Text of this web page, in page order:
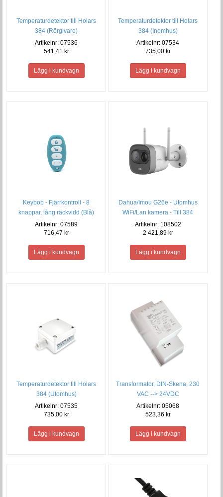
Temperaturdetektor till Holars
384 (Rörgivare)
Artikelnr: 07536
541,41 kr
Temperaturdetektor till Holars
384 (Inomhus)
Artikelnr: 07534
735,00 kr
Keybob - Fjärrkontroll - 8
knappar, lång räckvidd (Blå)
Artikelnr: 07589
716,47 kr
Dahua/Imou G26e - Utomhus
WiFi/Lan kamera - Till 384
Artikelnr: 108502
2 421,89 kr
Temperaturdetektor till Holars
384 (Utomhus)
Artikelnr: 07535
735,00 kr
Transformator, DIN-Skena, 230
VAC --> 24VDC
Artikelnr: 05068
523,36 kr